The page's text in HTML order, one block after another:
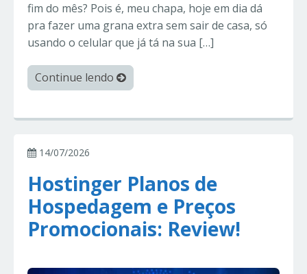
fim do mês? Pois é, meu chapa, hoje em dia dá
pra fazer uma grana extra sem sair de casa, só
usando o celular que já tá na sua […]
Continue lendo
14/07/2026
Hostinger Planos de
Hospedagem e Preços
Promocionais: Review!